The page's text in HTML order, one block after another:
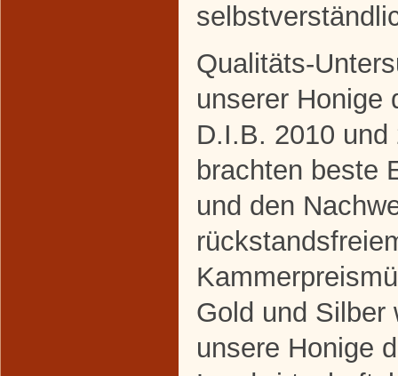
Qualitäts-
unserer Honige
D.I.B. 2010 und
brachten beste
und den
Gold und Silber
unsere Honige